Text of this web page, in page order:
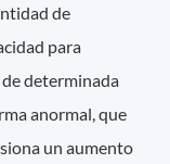
de
para
determinada
anormal, que
un aumento